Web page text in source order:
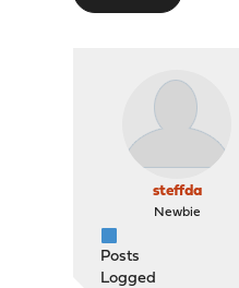
steffda
Newbie
Posts
Logged